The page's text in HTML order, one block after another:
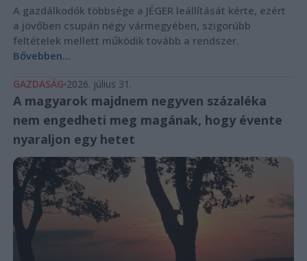
A gazdálkodók többsége a JÉGER leállítását kérte, ezért
a jövőben csupán négy vármegyében, szigorúbb
feltételek mellett működik tovább a rendszer.
Bővebben...
GAZDASÁG 2026. július 31.
A magyarok majdnem negyven százaléka
nem engedheti meg magának, hogy évente
nyaraljon egy hetet